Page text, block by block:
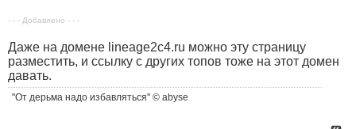
- - - Добавлено - - -
Даже на домене lineage2c4.ru можно эту страницу
разместить, и ссылку с других топов тоже на этот домен
давать.
"От дерьма надо избавляться" © abyse